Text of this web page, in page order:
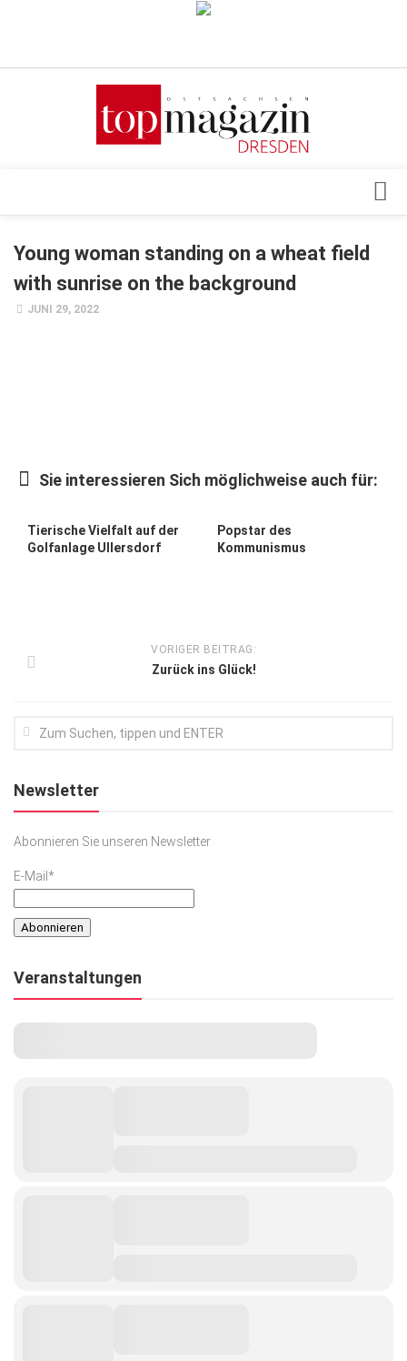
Verkaufsstellen
Top Gesundheitsforum Dresden / Ostsachsen
Mediadaten
Events
Lifestyle
Podcast
Young woman standing on a wheat field
with sunrise on the background
JUNI 29, 2022
Sie interessieren Sich möglichweise auch für:
Tierische Vielfalt auf der
Golfanlage Ullersdorf
Popstar des
Kommunismus
VORIGER BEITRAG:
Zurück ins Glück!
Newsletter
Abonnieren Sie unseren Newsletter
E-Mail*
Veranstaltungen